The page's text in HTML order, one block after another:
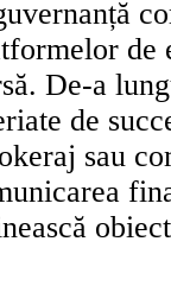
de
De-a
de
sau